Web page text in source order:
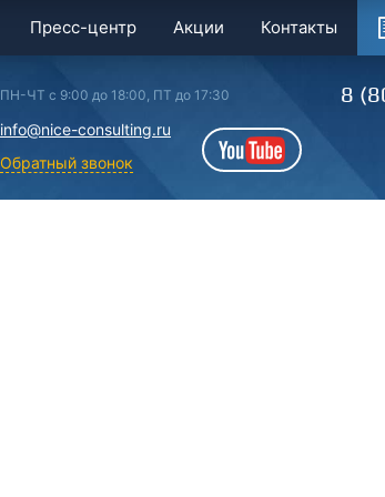
Пресс-центр Акции Контакты
ПН-ЧТ с 9:00 до 18:00, ПТ до 17:30
info@nice-consulting.ru
Обратный звонок
YouTube
8